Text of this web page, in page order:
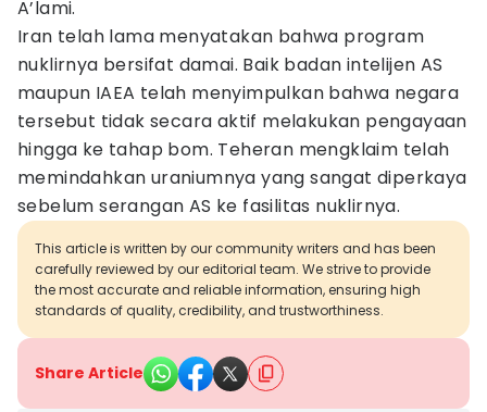
A’lami.
Iran telah lama menyatakan bahwa program
nuklirnya bersifat damai. Baik badan intelijen AS
maupun IAEA telah menyimpulkan bahwa negara
tersebut tidak secara aktif melakukan pengayaan
hingga ke tahap bom. Teheran mengklaim telah
memindahkan uraniumnya yang sangat diperkaya
sebelum serangan AS ke fasilitas nuklirnya.
This article is written by our community writers and has been
carefully reviewed by our editorial team. We strive to provide
the most accurate and reliable information, ensuring high
standards of quality, credibility, and trustworthiness.
Share Article